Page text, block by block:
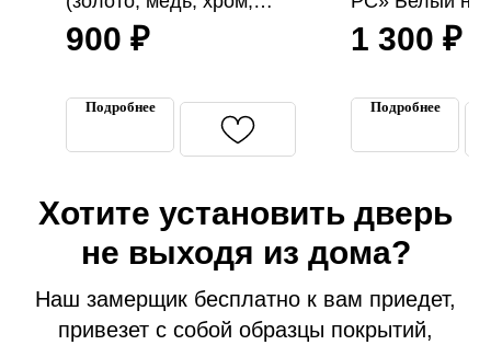
бронза)
900 ₽
Подробнее
1 300 ₽
Подробнее
Хотите установить дверь
не выходя из дома?
Наш замерщик бесплатно к вам приедет,
привезет с собой образцы покрытий,
Технические двери
Межкомнатные двери
Входные двери